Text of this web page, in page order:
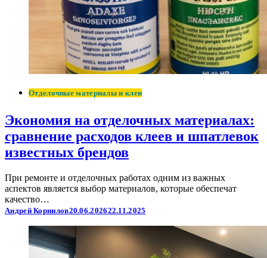
Отделочные материалы и клеи
Экономия на отделочных материалах:
сравнение расходов клеев и шпатлевок
известных брендов
При ремонте и отделочных работах одним из важных
аспектов является выбор материалов, которые обеспечат
качество…
Андрей Корнилов20.06.202622.11.2025